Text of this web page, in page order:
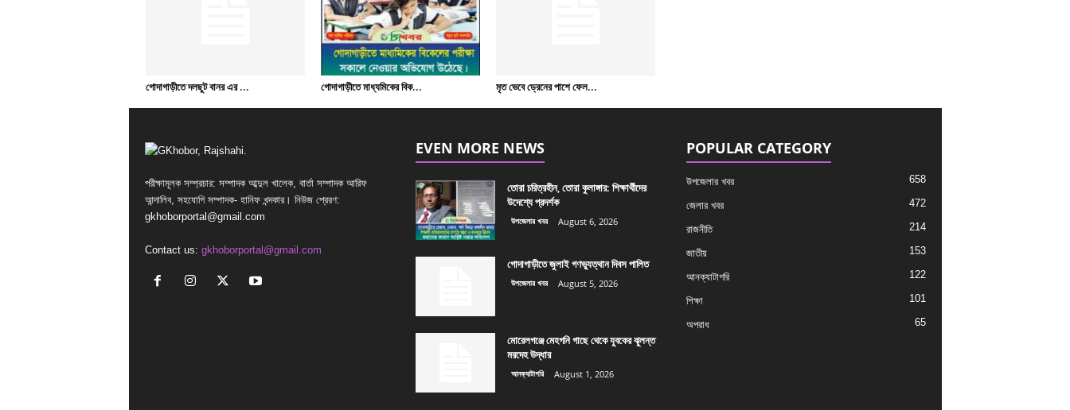
গোদাগাড়ীতে দলছুট বানর এর ... গোদাগাড়ীতে মাধ্যমিকের বিক... মৃত ভেবে ড্রেনের পাশে ফেল...
পরীক্ষামূলক সম্প্রচার: সম্পাদক আব্দুল খালেক, বার্তা সম্পাদক আরিফ
আন্দালিব, সহযোগি সম্পাদক- হানিফ খন্দকার। নিউজ প্রেরণ:
gkhoborportal@gmail.com
Contact us: gkhoborportal@gmail.com
EVEN MORE NEWS
তোরা চরিত্রহীন, তোরা কুলাঙ্গার: শিক্ষার্থীদের
উদেশ্যে প্রদর্শক
উপজেলার খবর August 6, 2026
গোদাগাড়ীতে জুলাই গণভ্যুত্থান দিবস পালিত
উপজেলার খবর August 5, 2026
মোরেলগঞ্জে মেহগনি গাছে থেকে যুবকের ঝুলন্ত
মরদেহ উদ্ধার
আনক্যাটাগরি August 1, 2026
POPULAR CATEGORY
উপজেলার খবর 658
জেলার খবর 472
রাজনীতি 214
জাতীয় 153
আনক্যাটাগরি 122
শিক্ষা 101
অপরাধ 65